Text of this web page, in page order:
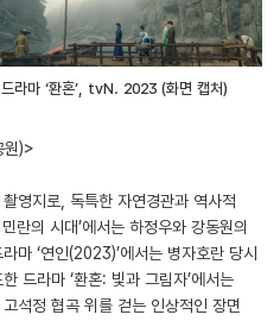
드라마 ‘환혼’, tvN. 2023 (화면 캡처)
원)>
영지로, 독특한 자연경관과 역사적
란의 시대’에서는 하정우와 강동원의
마 ‘연인(2023)’에서는 병자호란 당시
드라마 ‘환혼: 빛과 그림자’에서는
석정 협곡 위를 걷는 인상적인 장면